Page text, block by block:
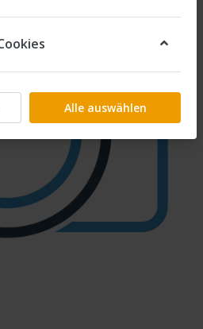
Alle auswählen